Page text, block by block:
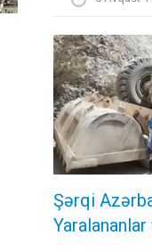
Şərqi
Yaralananlar